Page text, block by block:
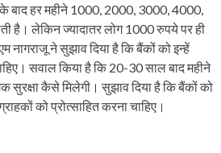
बाद हर महीने 1000, 2000, 3000, 4000,
है। लेकिन ज्यादातर लोग 1000 रुपये पर ही
नागराजू ने सुझाव दिया है कि बैंकों को इन्हें
सवाल किया है कि 20-30 साल बाद महीने
सुरक्षा कैसे मिलेगी। सुझाव दिया है कि बैंकों को
को प्रोत्साहित करना चाहिए।